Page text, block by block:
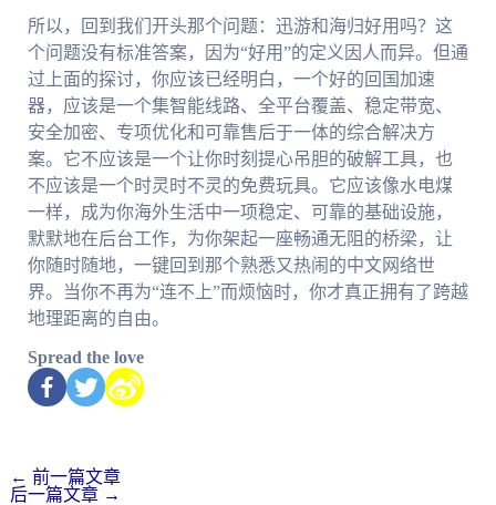
所以，回到我们开头那个问题：迅游和海归好用吗？这
个问题没有标准答案，因为“好用”的定义因人而异。但通
过上面的探讨，你应该已经明白，一个好的回国加速
器，应该是一个集智能线路、全平台覆盖、稳定带宽、
安全加密、专项优化和可靠售后于一体的综合解决方
案。它不应该是一个让你时刻提心吊胆的破解工具，也
不应该是一个时灵时不灵的免费玩具。它应该像水电煤
一样，成为你海外生活中一项稳定、可靠的基础设施，
默默地在后台工作，为你架起一座畅通无阻的桥梁，让
你随时随地，一键回到那个熟悉又热闹的中文网络世
界。当你不再为“连不上”而烦恼时，你才真正拥有了跨越
地理距离的自由。
Spread the love
← 前一篇文章
后一篇文章 →